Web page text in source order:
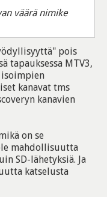
väärä nimike
pois
tapauksessa MTV3,
isoimpien
kanavat tms
kanavien
on se
mahdollisuutta
SD-lähetyksiä. Ja
katselusta